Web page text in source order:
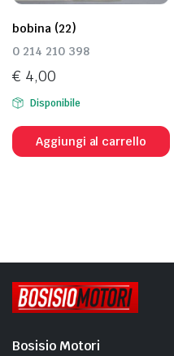
bobina (22)
0 214 210 398
€ 4,00
Disponibile
Aggiungi al carrello
Bosisio Motori